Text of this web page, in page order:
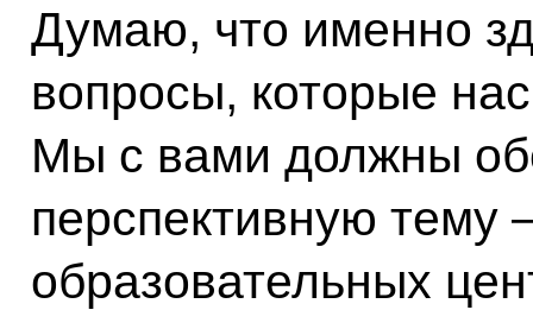
Думаю, что именно
вопросы, которые
Мы с вами должны
перспективную тему
образовательных